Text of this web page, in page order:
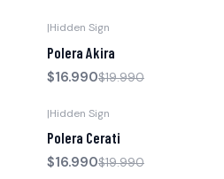
|Hidden Sign
Polera Akira
$16.990$19.990
|Hidden Sign
Polera Cerati
$16.990$19.990